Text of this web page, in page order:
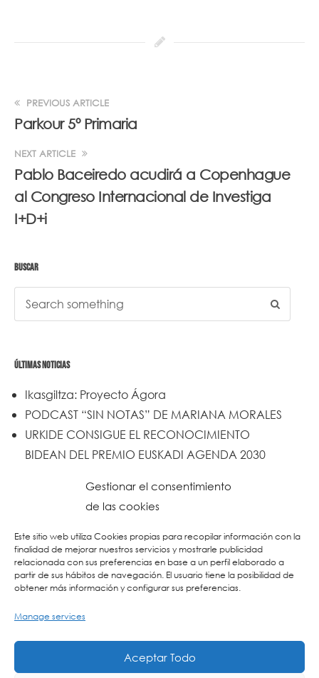
Gestionar el consentimiento
de las cookies
Este sitio web utiliza Cookies propias para recopilar información con la
finalidad de mejorar nuestros servicios y mostrarle publicidad
relacionada con sus preferencias en base a un perfil elaborado a
partir de sus hábitos de navegación. El usuario tiene la posibilidad de
obtener más información y configurar sus preferencias.
Manage services
Aceptar Todo
PREVIOUS ARTICLE
Parkour 5º Primaria
NEXT ARTICLE
Pablo Baceiredo acudirá a Copenhague
al Congreso Internacional de Investiga
I+D+i
BUSCAR
ÚLTIMAS NOTICIAS
Ikasgiltza: Proyecto Ágora
PODCAST “SIN NOTAS” DE MARIANA MORALES
URKIDE CONSIGUE EL RECONOCIMIENTO
BIDEAN DEL PREMIO EUSKADI AGENDA 2030
Urkide en Cadena SER